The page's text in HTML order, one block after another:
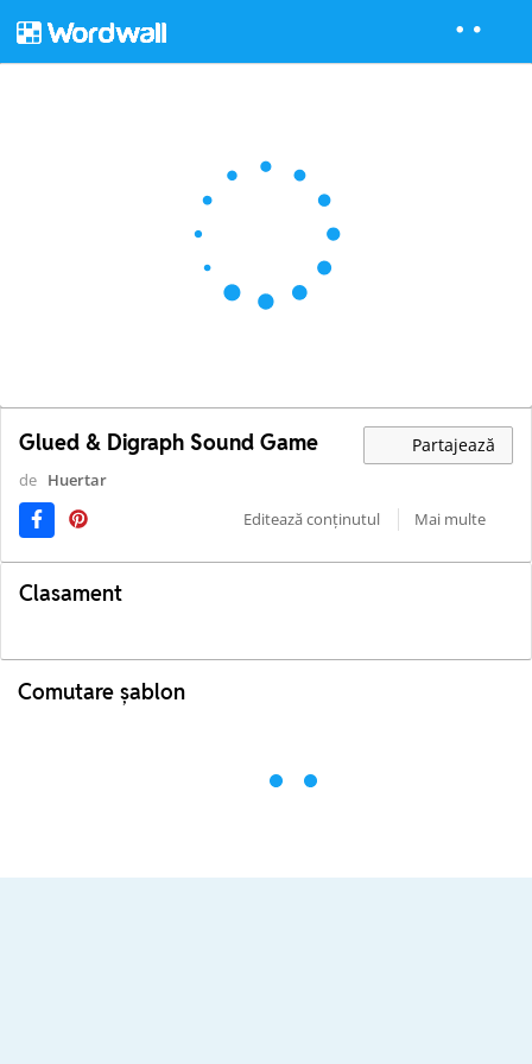
Glued & Digraph Sound Game Partajează
de Huertar
Editează conținutul
Mai multe
Clasament
Comutare șablon